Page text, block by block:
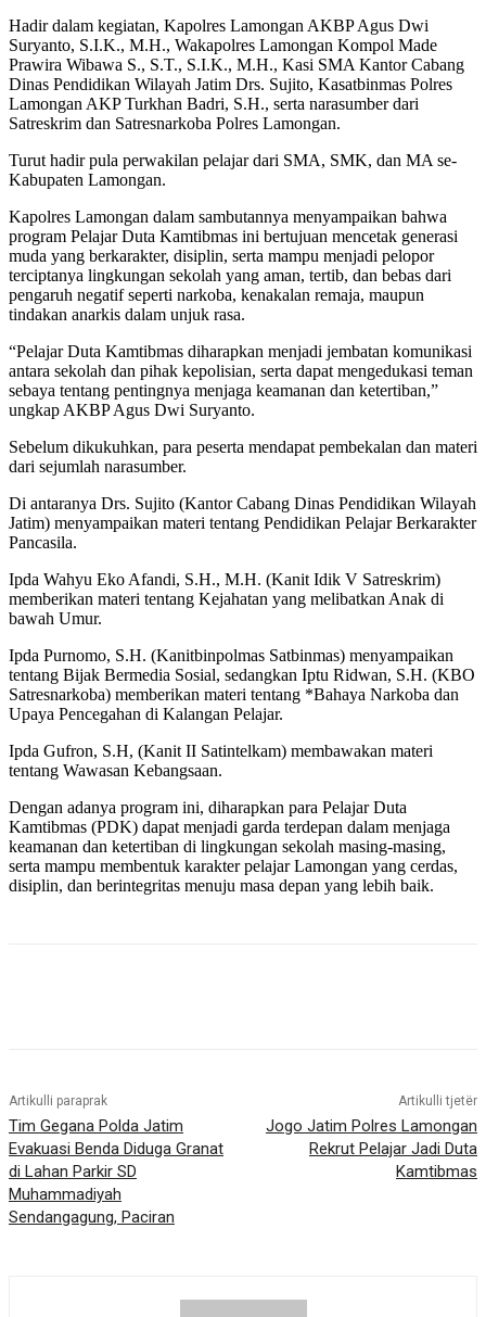
Hadir dalam kegiatan, Kapolres Lamongan AKBP Agus Dwi
Suryanto, S.I.K., M.H., Wakapolres Lamongan Kompol Made
Prawira Wibawa S., S.T., S.I.K., M.H., Kasi SMA Kantor Cabang
Dinas Pendidikan Wilayah Jatim Drs. Sujito, Kasatbinmas Polres
Lamongan AKP Turkhan Badri, S.H., serta narasumber dari
Satreskrim dan Satresnarkoba Polres Lamongan.
Turut hadir pula perwakilan pelajar dari SMA, SMK, dan MA se-
Kabupaten Lamongan.
Kapolres Lamongan dalam sambutannya menyampaikan bahwa
program Pelajar Duta Kamtibmas ini bertujuan mencetak generasi
muda yang berkarakter, disiplin, serta mampu menjadi pelopor
terciptanya lingkungan sekolah yang aman, tertib, dan bebas dari
pengaruh negatif seperti narkoba, kenakalan remaja, maupun
tindakan anarkis dalam unjuk rasa.
“Pelajar Duta Kamtibmas diharapkan menjadi jembatan komunikasi
antara sekolah dan pihak kepolisian, serta dapat mengedukasi teman
sebaya tentang pentingnya menjaga keamanan dan ketertiban,”
ungkap AKBP Agus Dwi Suryanto.
Sebelum dikukuhkan, para peserta mendapat pembekalan dan materi
dari sejumlah narasumber.
Di antaranya Drs. Sujito (Kantor Cabang Dinas Pendidikan Wilayah
Jatim) menyampaikan materi tentang Pendidikan Pelajar Berkarakter
Pancasila.
Ipda Wahyu Eko Afandi, S.H., M.H. (Kanit Idik V Satreskrim)
memberikan materi tentang Kejahatan yang melibatkan Anak di
bawah Umur.
Ipda Purnomo, S.H. (Kanitbinpolmas Satbinmas) menyampaikan
tentang Bijak Bermedia Sosial, sedangkan Iptu Ridwan, S.H. (KBO
Satresnarkoba) memberikan materi tentang *Bahaya Narkoba dan
Upaya Pencegahan di Kalangan Pelajar.
Ipda Gufron, S.H, (Kanit II Satintelkam) membawakan materi
tentang Wawasan Kebangsaan.
Dengan adanya program ini, diharapkan para Pelajar Duta
Kamtibmas (PDK) dapat menjadi garda terdepan dalam menjaga
keamanan dan ketertiban di lingkungan sekolah masing-masing,
serta mampu membentuk karakter pelajar Lamongan yang cerdas,
disiplin, dan berintegritas menuju masa depan yang lebih baik.
Artikulli paraprak
Tim Gegana Polda Jatim
Evakuasi Benda Diduga Granat
di Lahan Parkir SD
Muhammadiyah
Sendangagung, Paciran
Artikulli tjetër
Jogo Jatim Polres Lamongan
Rekrut Pelajar Jadi Duta
Kamtibmas